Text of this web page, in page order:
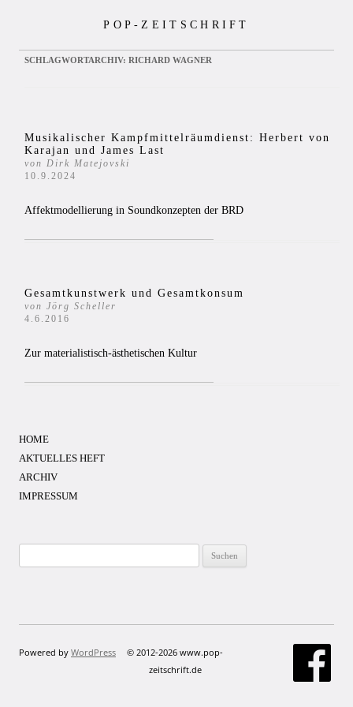
POP-ZEITSCHRIFT
SCHLAGWORTARCHIV: RICHARD WAGNER
Musikalischer Kampfmittelräumdienst: Herbert von
Karajan und James Last
von Dirk Matejovski
10.9.2024
Affektmodellierung in Soundkonzepten der BRD
Gesamtkunstwerk und Gesamtkonsum
von Jörg Scheller
4.6.2016
Zur materialistisch-ästhetischen Kultur
HOME
AKTUELLES HEFT
ARCHIV
IMPRESSUM
nach:
Powered by WordPress
© 2012-2026 www.pop-
zeitschrift.de